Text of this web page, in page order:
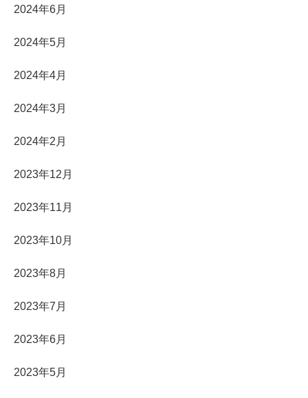
2024年6月
2024年5月
2024年4月
2024年3月
2024年2月
2023年12月
2023年11月
2023年10月
2023年8月
2023年7月
2023年6月
2023年5月